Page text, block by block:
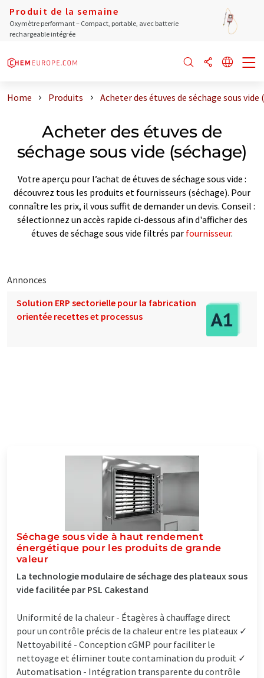
Produit de la semaine
Oxymètre performant – Compact, portable, avec batterie
rechargeable intégrée
Home Produits Acheter des étuves de séchage sous vide
Acheter des étuves de
séchage sous vide (séchage)
Votre aperçu pour l’achat de étuves de séchage sous vide :
découvrez tous les produits et fournisseurs (séchage). Pour
connaître les prix, il vous suffit de demander un devis. Conseil :
sélectionnez un accès rapide ci-dessous afin d'afficher des
étuves de séchage sous vide filtrés par fournisseur.
Annonces
Solution ERP sectorielle pour la fabrication
orientée recettes et processus
Séchage sous vide à haut rendement
énergétique pour les produits de grande
valeur
La technologie modulaire de séchage des plateaux sous
vide facilitée par PSL Cakestand
Uniformité de la chaleur - Étagères à chauffage direct
pour un contrôle précis de la chaleur entre les plateaux ✓
Nettoyabilité - Conception cGMP pour faciliter le
nettoyage et éliminer toute contamination du produit ✓
Automatisation - Intégration transparente du contrôle